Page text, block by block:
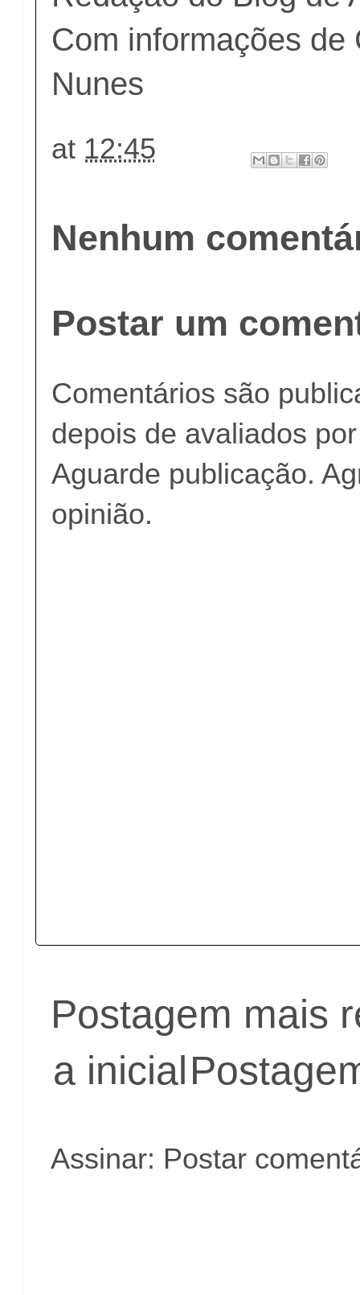
Com informações de
Nunes
at 12:45
Nenhum
Postar um
Comentários são
depois de avaliados
Aguarde publicação.
opinião.
Postagem mais
a inicial
Assinar: Postar